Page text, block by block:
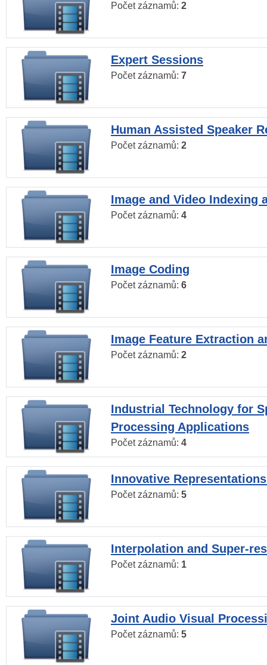
Počet záznamů: 2
Expert Sessions
Počet záznamů: 7
Human Assisted Speaker
Počet záznamů: 2
Image and Video Indexing
Počet záznamů: 4
Image Coding
Počet záznamů: 6
Image Feature Extraction
Počet záznamů: 2
Industrial Technology for
Processing Applications
Počet záznamů: 4
Innovative
Počet záznamů: 5
Interpolation and Super-
Počet záznamů: 1
Joint Audio Visual
Počet záznamů: 5